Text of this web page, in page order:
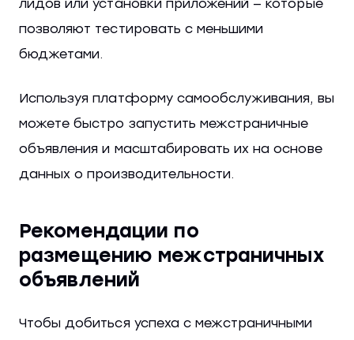
лидов или установки приложений — которые
позволяют тестировать с меньшими
бюджетами.
Используя платформу самообслуживания, вы
можете быстро запустить межстраничные
объявления и масштабировать их на основе
данных о производительности.
Рекомендации по
размещению межстраничных
объявлений
Чтобы добиться успеха с межстраничными